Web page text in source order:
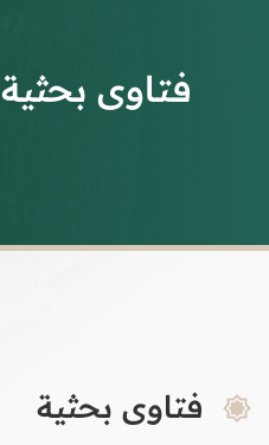
فتاوى بحثية
فتاوى بحثية